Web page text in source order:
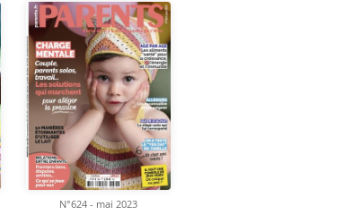
N°624 - mai 2023